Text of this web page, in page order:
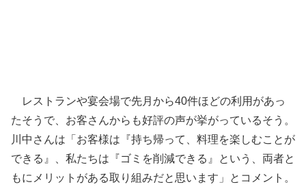
レストランや宴会場で先月から40件ほどの利用があっ
たそうで、お客さんからも好評の声が挙がっているそう。
川中さんは「お客様は『持ち帰って、料理を楽しむことが
できる』、私たちは『ゴミを削減できる』という、両者と
もにメリットがある取り組みだと思います」とコメント。